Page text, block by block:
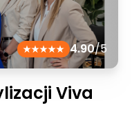
4.90/5
Viva